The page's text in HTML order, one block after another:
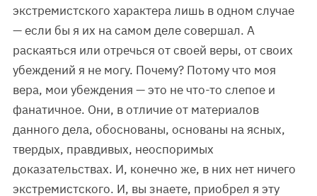
экстремистского характера лишь в одном случае
— если бы я их на самом деле совершал. А
раскаяться или отречься от своей веры, от своих
убеждений я не могу. Почему? Потому что моя
вера, мои убеждения — это не что-то слепое и
фанатичное. Они, в отличие от материалов
данного дела, обоснованы, основаны на ясных,
твердых, правдивых, неоспоримых
доказательствах. И, конечно же, в них нет ничего
экстремистского. И, вы знаете, приобрел я эту